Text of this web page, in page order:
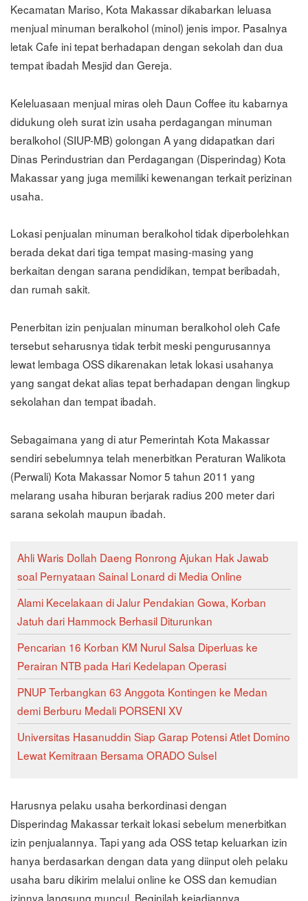
Kecamatan Mariso, Kota Makassar dikabarkan leluasa
menjual minuman beralkohol (minol) jenis impor. Pasalnya
letak Cafe ini tepat berhadapan dengan sekolah dan dua
tempat ibadah Mesjid dan Gereja.
Keleluasaan menjual miras oleh Daun Coffee itu kabarnya
didukung oleh surat izin usaha perdagangan minuman
beralkohol (SIUP-MB) golongan A yang didapatkan dari
Dinas Perindustrian dan Perdagangan (Disperindag) Kota
Makassar yang juga memiliki kewenangan terkait perizinan
usaha.
Lokasi penjualan minuman beralkohol tidak diperbolehkan
berada dekat dari tiga tempat masing-masing yang
berkaitan dengan sarana pendidikan, tempat beribadah,
dan rumah sakit.
Penerbitan izin penjualan minuman beralkohol oleh Cafe
tersebut seharusnya tidak terbit meski pengurusannya
lewat lembaga OSS dikarenakan letak lokasi usahanya
yang sangat dekat alias tepat berhadapan dengan lingkup
sekolahan dan tempat ibadah.
Sebagaimana yang di atur Pemerintah Kota Makassar
sendiri sebelumnya telah menerbitkan Peraturan Walikota
(Perwali) Kota Makassar Nomor 5 tahun 2011 yang
melarang usaha hiburan berjarak radius 200 meter dari
sarana sekolah maupun ibadah.
Ahli Waris Dollah Daeng Ronrong Ajukan Hak Jawab
soal Pernyataan Sainal Lonard di Media Online
Alami Kecelakaan di Jalur Pendakian Gowa, Korban
Jatuh dari Hammock Berhasil Diturunkan
Pencarian 16 Korban KM Nurul Salsa Diperluas ke
Perairan NTB pada Hari Kedelapan Operasi
PNUP Terbangkan 63 Anggota Kontingen ke Medan
demi Berburu Medali PORSENI XV
Universitas Hasanuddin Siap Garap Potensi Atlet Domino
Lewat Kemitraan Bersama ORADO Sulsel
Harusnya pelaku usaha berkordinasi dengan
Disperindag Makassar terkait lokasi sebelum menerbitkan
izin penjualannya. Tapi yang ada OSS tetap keluarkan izin
hanya berdasarkan dengan data yang diinput oleh pelaku
usaha baru dikirim melalui online ke OSS dan kemudian
izinnya langsung muncul. Beginilah kejadiannya.